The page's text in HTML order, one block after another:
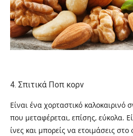
4. Σπιτικά Ποπ κορν
Είναι ένα χορταστικό καλοκαιρινό
που μεταφέρεται, επίσης, εύκολα.
ίνες και μπορείς να ετοιμάσεις